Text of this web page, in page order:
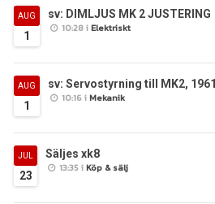
AUG
1
sv: DIMLJUS MK 2 JUSTERING
10:28 iElektriskt
AUG
1
sv: Servostyrning till MK2, 1961
10:16 iMekanik
JUL
23
Säljes xk8
13:35 iKöp & sälj